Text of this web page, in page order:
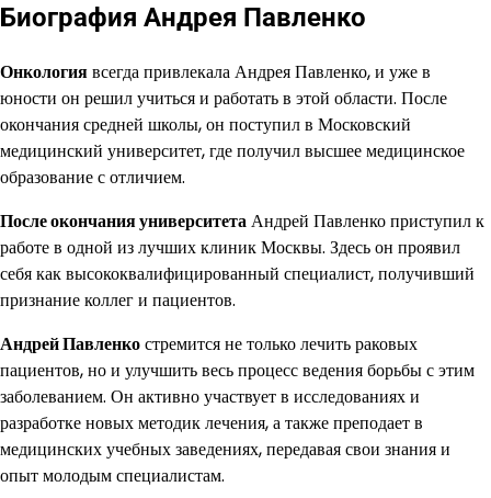
Биография Андрея Павленко
Онкологиявсегда привлекала Андрея Павленко, и уже в
юности он решил учиться и работать в этой области. После
окончания средней школы, он поступил в Московский
медицинский университет, где получил высшее медицинское
образование с отличием.
После окончания университетаАндрей Павленко приступил к
работе в одной из лучших клиник Москвы. Здесь он проявил
себя как высококвалифицированный специалист, получивший
признание коллег и пациентов.
Андрей Павленкостремится не только лечить раковых
пациентов, но и улучшить весь процесс ведения борьбы с этим
заболеванием. Он активно участвует в исследованиях и
разработке новых методик лечения, а также преподает в
медицинских учебных заведениях, передавая свои знания и
опыт молодым специалистам.